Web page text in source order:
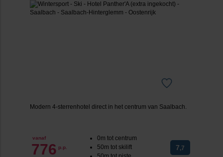
Modern 4-sterrenhotel direct in het centrum van Saalbach.
vanaf
776 p.p.
0m tot centrum
50m tot skilift
7,7